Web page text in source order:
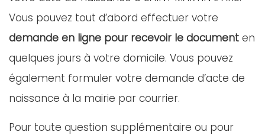
Vous pouvez tout d’abord effectuer votre
demande en ligne pour recevoir le document en
quelques jours à votre domicile. Vous pouvez
également formuler votre demande d’acte de
naissance à la mairie par courrier.
Pour toute question supplémentaire ou pour